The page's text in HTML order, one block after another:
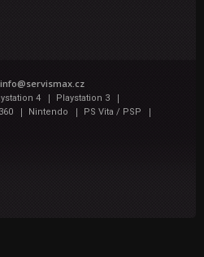
info@servismax.cz
4 | Playstation 3 |
| Nintendo | PS Vita / PSP |